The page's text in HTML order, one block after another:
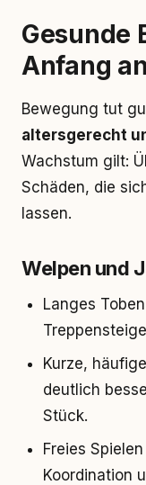
Gesunde
Anfang an
Bewegung tut
altersgerecht
Wachstum gilt:
Schäden, die
lassen.
Welpen und
Langes
Kurze,
deutlich
Stück.
Freies
Koordination